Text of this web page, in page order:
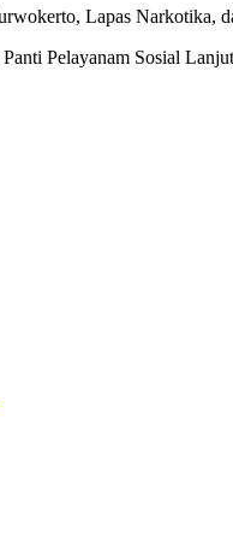
Lapas Narkotika,
Pelayanam Sosial